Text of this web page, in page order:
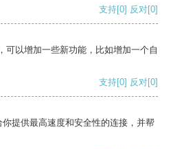
支持[0] 反对[0]
可以增加一些新功能，比如增加一个自
支持[0] 反对[0]
提供最高速度和安全性的连接，并帮